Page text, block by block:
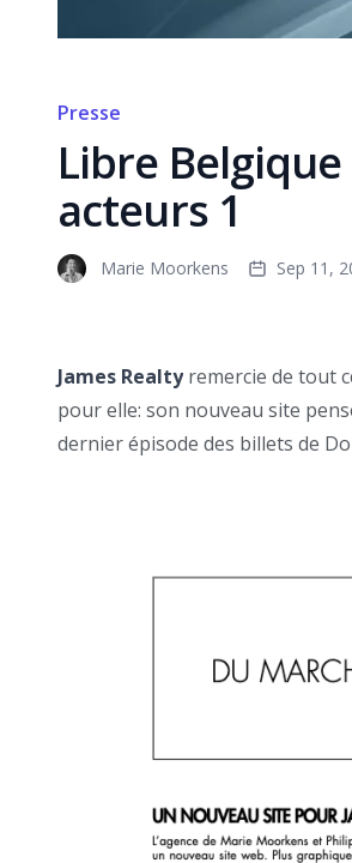
Presse
Libre
acteurs 1
Marie Moorkens Sep 11,
James Realty remercie de tout
pour elle: son nouveau site
dernier épisode des billets de